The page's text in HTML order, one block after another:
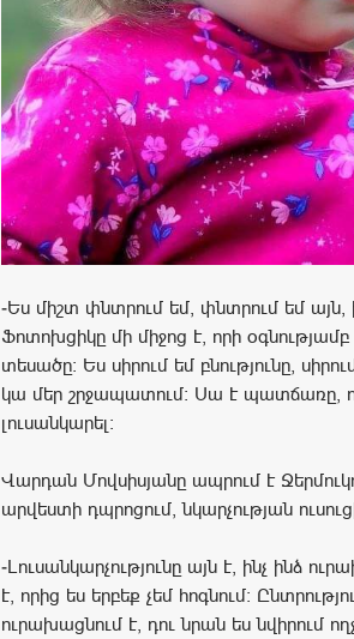
-Ես միշտ փնտրում եմ, փնտրում եմ այն,
Ֆոտոխցիկը մի միջոց է, որի
տեսածը։ Ես սիրում եմ բնությունը,
կա մեր շրջապատում: Սա է պատճառը,
լուսանկարել։
Վարդան Մովսիսյանը ապրում է
արվեստի դպրոցում, նկարչության
-Լուսանկարչությունը այն է, ինչ ինձ
է, որից ես երբեք չեմ հոգնում:
ուրախացնում է, դու նրան ես նվիրում